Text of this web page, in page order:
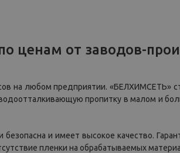
ценам от заводов-
на любом предприятии. «БЕЛХИМСЕТЬ»
пропитку в малом и
безопасна и имеет высокое качество.
пленки на обрабатываемых